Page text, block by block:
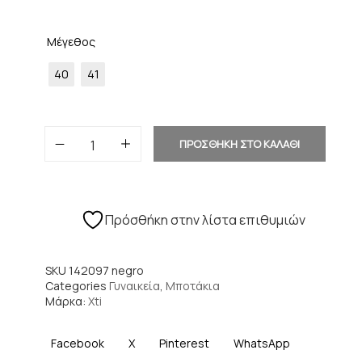
Μέγεθος
40 41
ΠΡΟΣΘΗΚΗ ΣΤΟ ΚΑΛΑΘΙ
Πρόσθήκη στην λίστα επιθυμιών
SKU 142097 negro
Categories Γυναικεία, Μποτάκια
Μάρκα: Xti
Facebook X Pinterest WhatsApp